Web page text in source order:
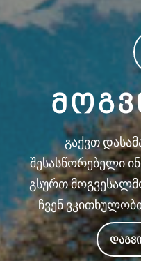
გაქვთ
შესასწორებელი
გსურთ
ჩვენ